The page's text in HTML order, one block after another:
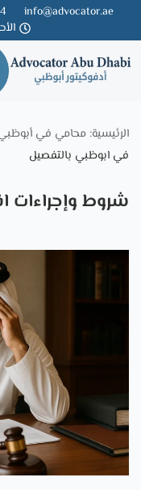
Skip
to
content
info@advocator.ae
الرئيسية: محامي في
في ابوظبي بالتفصيل
شروط